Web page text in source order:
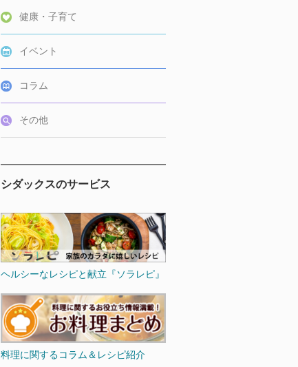
健康・子育て
イベント
コラム
その他
シダックスのサービス
ヘルシーなレシピと献立『ソラレピ』
料理に関するコラム＆レシピ紹介